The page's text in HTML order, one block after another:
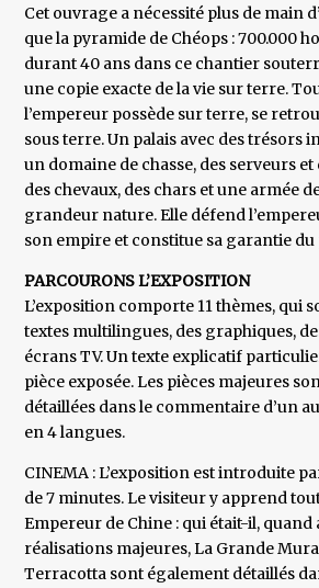
Cet ouvrage a nécessité plus de main
que la pyramide de Chéops : 700.000
durant 40 ans dans ce chantier
une copie exacte de la vie sur terre.
l’empereur possède sur terre, se
sous terre. Un palais avec des trésors
un domaine de chasse, des serveurs
des chevaux, des chars et une armée
grandeur nature. Elle défend
son empire et constitue sa garantie
PARCOURONS L’EXPOSITION
L’exposition comporte 11 thèmes, qui
textes multilingues, des graphiques,
écrans TV. Un texte explicatif
pièce exposée. Les pièces majeures
détaillées dans le commentaire d’un
en 4 langues.
CINEMA : L’exposition est introduite
de 7 minutes. Le visiteur y apprend
Empereur de Chine : qui était-il, quand
réalisations majeures, La Grande
Terracotta sont également détaillés